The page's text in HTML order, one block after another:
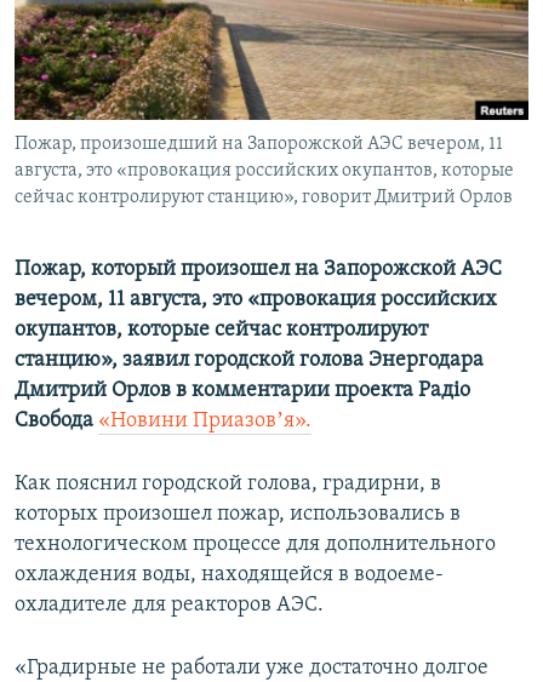
ПОБЕДИТЕЛЕЙ НЕ СУДЯТ?
КРЫМ.НЕПОКОРЕННЫЙ
ELIFBE
УКРАИНСКАЯ ПРОБЛЕМА КРЫМА
ПРИСОЕДИНЯЙТЕСЬ!
Все сайты RFE/RL
Пожар, произошедший на Запорожской АЭС вечером, 11
августа, это «провокация российских окупантов, которые
сейчас контролируют станцию», говорит Дмитрий Орлов
Пожар, который произошел на Запорожской АЭС
вечером, 11 августа, это «провокация российских
окупантов, которые сейчас контролируют
станцию», заявил городской голова Энергодара
Дмитрий Орлов в комментарии проекта Радіо
Свобода «Новини Приазовʼя».
Как пояснил городской голова, градирни, в
которых произошел пожар, использовались в
технологическом процессе для дополнительного
охлаждения воды, находящейся в водоеме-
охладителе для реакторов АЭС.
«Градирные не работали уже достаточно долгое